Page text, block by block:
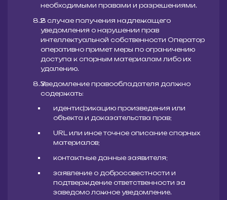
необходимыми правами и разрешениями.
В случае получения надлежащего
уведомления о нарушении прав
интеллектуальной собственности Оператор
оперативно примет меры по ограничению
доступа к спорным материалам либо их
удалению.
Уведомление правообладателя должно
содержать:
идентификацию произведения или
объекта и доказательства прав;
URL или иное точное описание спорных
материалов;
контактные данные заявителя;
заявление о добросовестности и
подтверждение ответственности за
заведомо ложное уведомление.